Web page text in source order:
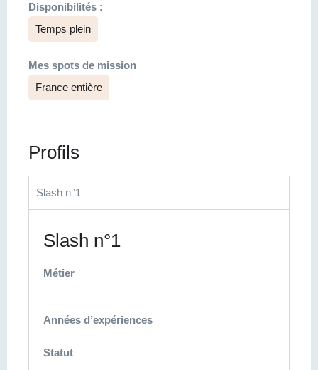
Disponibilités :
Temps plein
Mes spots de mission
France entière
Profils
Slash n°1
Slash n°1
Métier
Années d’expériences
Statut